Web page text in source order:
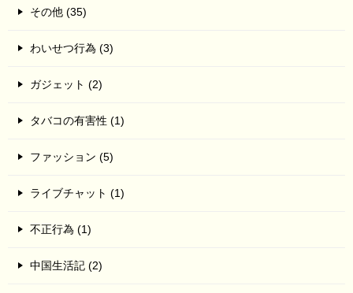
その他 (35)
わいせつ行為 (3)
ガジェット (2)
タバコの有害性 (1)
ファッション (5)
ライブチャット (1)
不正行為 (1)
中国生活記 (2)